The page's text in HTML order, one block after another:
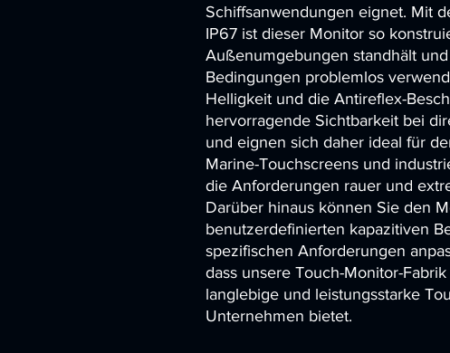
Schiffsanwendungen eignet. Mit
IP67 ist dieser Monitor so
Außenumgebungen standhält
Bedingungen problemlos
Helligkeit und die Antireflex-
hervorragende Sichtbarkeit bei
und eignen sich daher ideal für
Marine-Touchscreens und
die Anforderungen rauer und
Darüber hinaus können Sie den
benutzerdefinierten kapazitiven
spezifischen Anforderungen
dass unsere Touch-Monitor-
langlebige und leistungsstarke
Unternehmen bietet.